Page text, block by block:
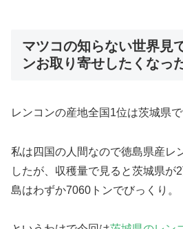
マツコの知らない世界見
ンお取り寄せしたくなっ
レンコンの産地全国1位は茨城県で
私は四国の人間なので徳島県産レ
したが、収穫量で見ると茨城県が
島はわずか7060トンでびっくり。